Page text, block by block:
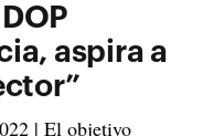
aspira a
| El objetivo